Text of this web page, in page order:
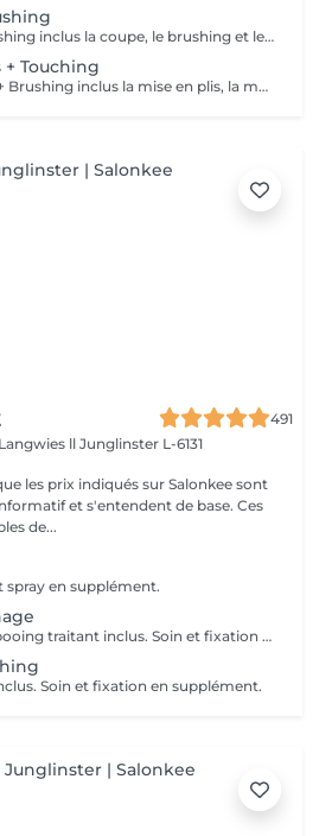
Le Forfait Coupe / Brushing inclus la coupe, le brushing et le shampoing. Le prix pourra varier en fonction de la longueur des cheveux. Pour tout renseignement complémentaire, n'hésitez pas à nous appeler.
Touching
Le Forfait Mise en Plis + Brushing inclus la mise en plis, la mousse et le shampoing. Le prix pourra varier en fonction de la longueur des cheveux. Pour tout renseignement complémentaire, n'hésitez pas à nous appeler.
491
ll Junglinster L-6131
les prix indiqués sur Salonkee sont
et s'entendent de base. Ces
de...
spray en supplément.
Diagnostique + Shampooing traitant inclus. Soin et fixation en supplément.
Soin et fixation en supplément.